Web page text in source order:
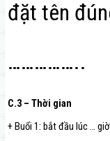
đặt tên
……………..
C.3 – Thời gian
+ Buổi 1: bắt đầu lúc …